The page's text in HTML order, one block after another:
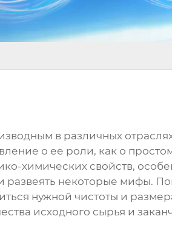
в различных
о ее роли, как о
химических свойств,
развеять некоторые мифы.
нужной чистоты и
исходного сырья и